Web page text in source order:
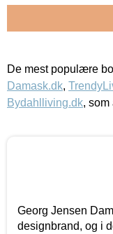
De mest populære
Damask.dk,
Bydahlliving.dk, som
Georg Jensen
designbrand, og i